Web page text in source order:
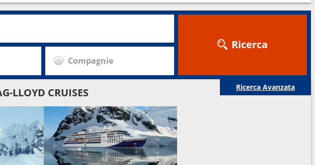
Compagnie
Ricerca
Ricerca Avanzata
LLOYD CRUISES